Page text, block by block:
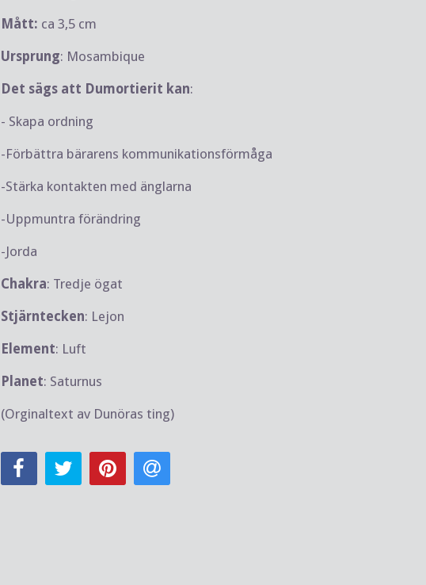
Mått: ca 3,5 cm
Ursprung: Mosambique
Det sägs att Dumortierit kan:
- Skapa ordning
-Förbättra bärarens kommunikationsförmåga
-Stärka kontakten med änglarna
-Uppmuntra förändring
-Jorda
Chakra: Tredje ögat
Stjärntecken: Lejon
Element: Luft
Planet: Saturnus
(Orginaltext av Dunöras ting)